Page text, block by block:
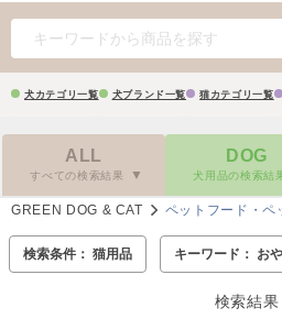
犬カテゴリ一覧 犬ブランド一覧 猫カテゴリ一覧
ALL
すべての検索結果
DOG
犬用品の検索結
GREEN DOG & CAT ペットフード・ペ
検索条件： 猫用品 キーワード： お
検索結果